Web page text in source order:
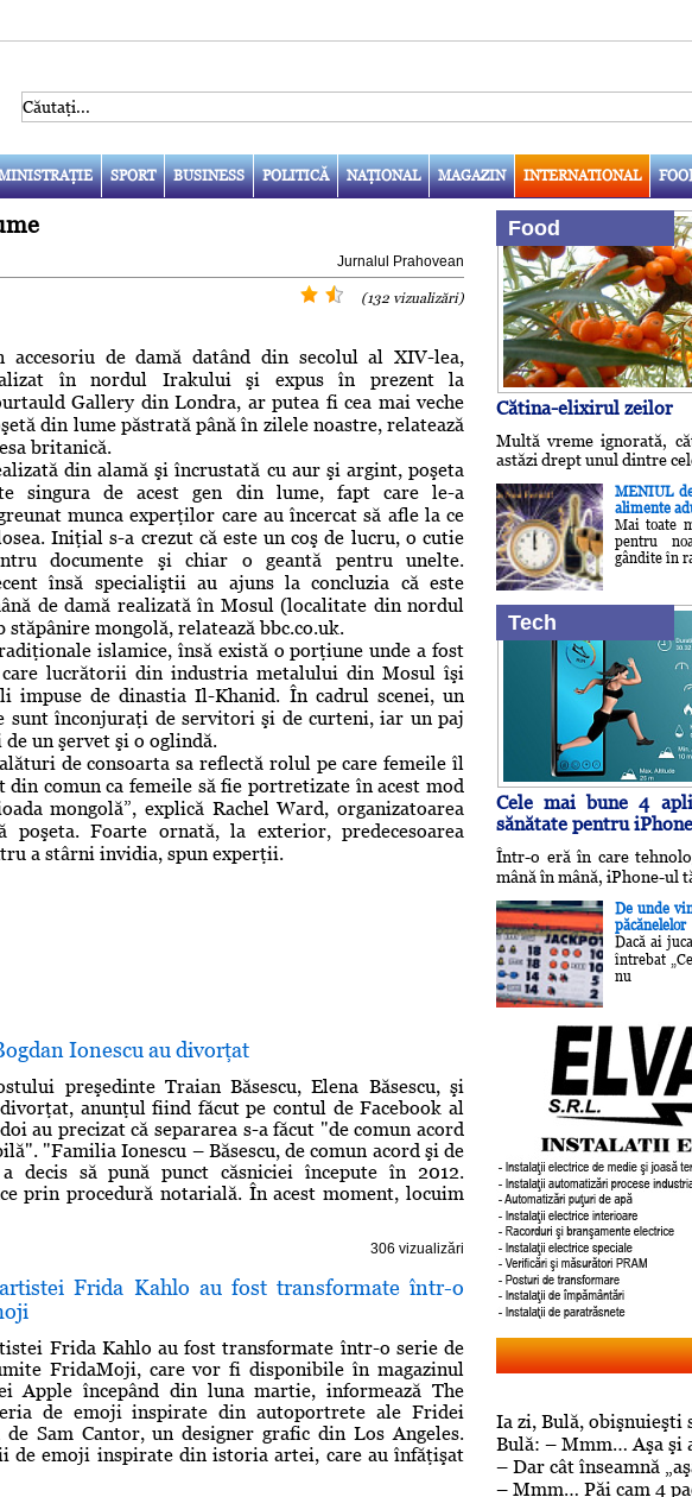
SPORT BUSINESS POLITICĂ NAŢIONAL MAGAZIN INTERNATIONAL
Jurnalul Prahovean
(132 vizualizări)
accesoriu de damă datând din secolul al XIV-lea,
în nordul Irakului şi expus în prezent la
Gallery din Londra, ar putea fi cea mai veche
din lume păstrată până în zilele noastre, relatează
britanică.
din alamă şi încrustată cu aur şi argint, poşeta
singura de acest gen din lume, fapt care le-a
munca experţilor care au încercat să afle la ce
Iniţial s-a crezut că este un coş de lucru, o cutie
documente şi chiar o geantă pentru unelte.
însă specialiştii au ajuns la concluzia că este
de damă realizată în Mosul (localitate din nordul
mongolă, relatează bbc.co.uk.
islamice, însă există o porţiune unde a fost
lucrătorii din industria metalului din Mosul îşi
impuse de dinastia Il-Khanid. În cadrul scenei, un
sunt înconjuraţi de servitori şi de curteni, iar un paj
un şervet şi o oglindă.
de consoarta sa reflectă rolul pe care femeile îl
comun ca femeile să fie portretizate în acest mod
mongolă”, explică Rachel Ward, organizatoarea
Foarte ornată, la exterior, predecesoarea
a stârni invidia, spun experţii.
Ionescu au divorţat
preşedinte Traian Băsescu, Elena Băsescu, şi
anunţul fiind făcut pe contul de Facebook al
au precizat că separarea s-a făcut "de comun acord
"Familia Ionescu – Băsescu, de comun acord şi de
decis să pună punct căsniciei începute în 2012.
prin procedură notarială. În acest moment, locuim
306 vizualizări
Frida Kahlo au fost transformate într-o
Frida Kahlo au fost transformate într-o serie de
FridaMoji, care vor fi disponibile în magazinul
Apple începând din luna martie, informează The
de emoji inspirate din autoportrete ale Fridei
Sam Cantor, un designer grafic din Los Angeles.
de emoji inspirate din istoria artei, care au înfăţişat
Food
Cătina-elixirul zeilor
Multă vreme ignorată,
astăzi drept unul dintre
MENIUL
alimente
Mai toate
pentru
gândite în
Tech
Cele mai bune 4
sănătate pentru iPhone
Într-o eră în care
mână în mână, iPhone-ul
De unde
păcănelelor
Dacă ai
întrebat
nu
Ia zi, Bulă, obişnuieşti
Bulă: – Mmm… Aşa şi
– Dar cât înseamnă
– Mmm… Păi cam 4